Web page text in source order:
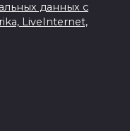
данных с
LiveInternet,